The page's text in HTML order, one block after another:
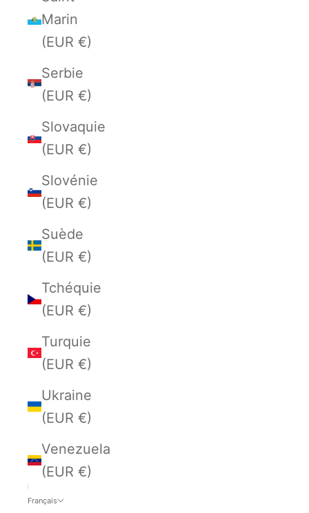
Marin
(EUR €)
Serbie
(EUR €)
Slovaquie
(EUR €)
Slovénie
(EUR €)
Suède
(EUR €)
Tchéquie
(EUR €)
Turquie
(EUR €)
Ukraine
(EUR €)
Venezuela
(EUR €)
Français